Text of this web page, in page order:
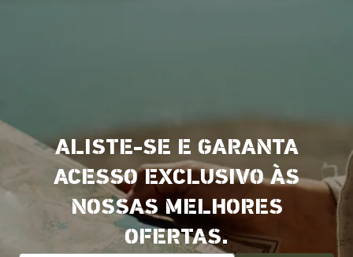
ALISTE-SE E GARANTA
ACESSO EXCLUSIVO ÀS
NOSSAS MELHORES
OFERTAS.